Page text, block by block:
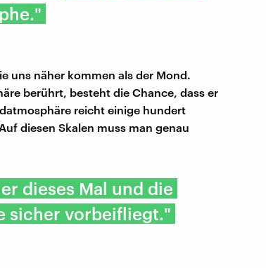
uns näher kommen als der Mond.
berührt, besteht die Chance, dass er
reicht einige hundert
diesen Skalen muss man genau
dieses Mal und die
sicher vorbeifliegt."